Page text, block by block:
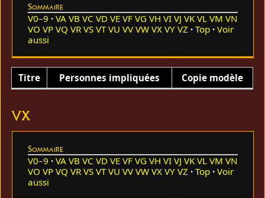
Sommaire
V0–9 VA VB VC VD VE VF VG VH VI VJ VK VL VM VN
VO VP VQ VR VS VT VU VV VW VX VY VZ Top
Voir
aussi
Titre Personnes impliquées Copie modèle
VX
Sommaire
V0–9 VA VB VC VD VE VF VG VH VI VJ VK VL VM VN
VO VP VQ VR VS VT VU VV VW VX VY VZ Top
Voir
aussi